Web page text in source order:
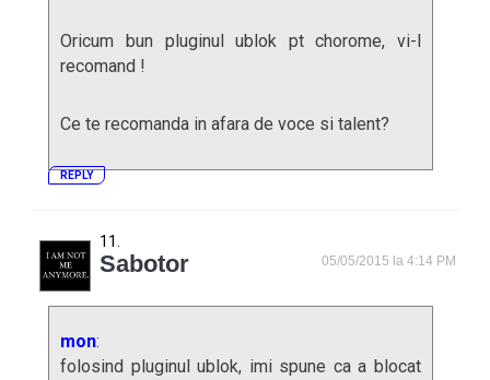
Oricum bun pluginul ublok pt chorome, vi-l
recomand !
Ce te recomanda in afara de voce si talent?
REPLY
Sabotor 05/05/2015 la 4:14 PM
mon:
folosind pluginul ublok, imi spune ca a blocat